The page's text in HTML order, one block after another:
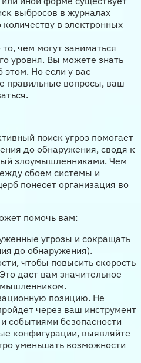
выбросов в журналах
в электронных
чем могут заниматься
уровня. Вы можете знать
Но если у вас
правильные вопросы, ваш
поиск угроз помогает
до обнаружения, сводя к
злоумышленниками. Чем
сбоем системы и
понесет организация во
помочь вам:
угрозы и сокращать
до обнаружения).
чтобы повысить скорость
даст вам значительное
позицию. Не
через ваш инструмент
событиями безопасности
конфигурации, выявляйте
уменьшать возможности